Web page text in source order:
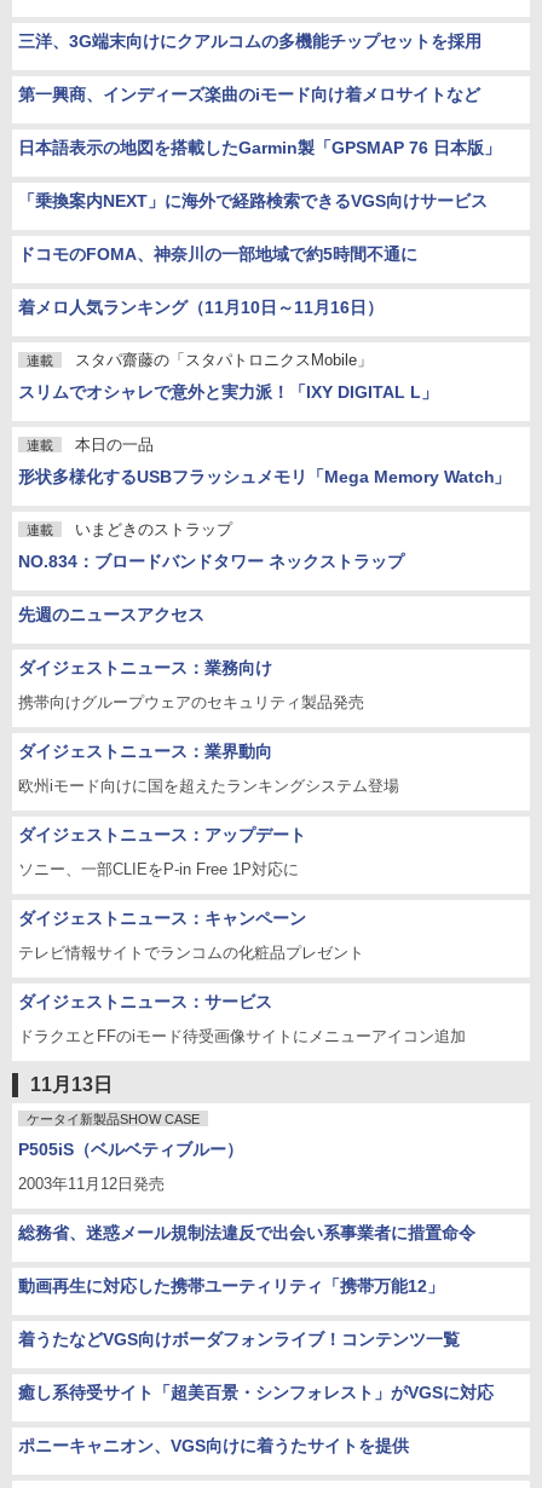
三洋、3G端末向けにクアルコムの多機能チップセットを採用
第一興商、インディーズ楽曲のiモード向け着メロサイトなど
日本語表示の地図を搭載したGarmin製「GPSMAP 76 日本版」
「乗換案内NEXT」に海外で経路検索できるVGS向けサービス
ドコモのFOMA、神奈川の一部地域で約5時間不通に
着メロ人気ランキング（11月10日～11月16日）
連載 スタパ齋藤の「スタパトロニクスMobile」
スリムでオシャレで意外と実力派！「IXY DIGITAL L」
連載 本日の一品
形状多様化するUSBフラッシュメモリ「Mega Memory Watch」
連載 いまどきのストラップ
NO.834：ブロードバンドタワー ネックストラップ
先週のニュースアクセス
ダイジェストニュース：業務向け
携帯向けグループウェアのセキュリティ製品発売
ダイジェストニュース：業界動向
欧州iモード向けに国を超えたランキングシステム登場
ダイジェストニュース：アップデート
ソニー、一部CLIEをP-in Free 1P対応に
ダイジェストニュース：キャンペーン
テレビ情報サイトでランコムの化粧品プレゼント
ダイジェストニュース：サービス
ドラクエとFFのiモード待受画像サイトにメニューアイコン追加
11月13日
ケータイ新製品SHOW CASE
P505iS（ベルベティブルー）
2003年11月12日発売
総務省、迷惑メール規制法違反で出会い系事業者に措置命令
動画再生に対応した携帯ユーティリティ「携帯万能12」
着うたなどVGS向けボーダフォンライブ！コンテンツ一覧
癒し系待受サイト「超美百景・シンフォレスト」がVGSに対応
ポニーキャニオン、VGS向けに着うたサイトを提供